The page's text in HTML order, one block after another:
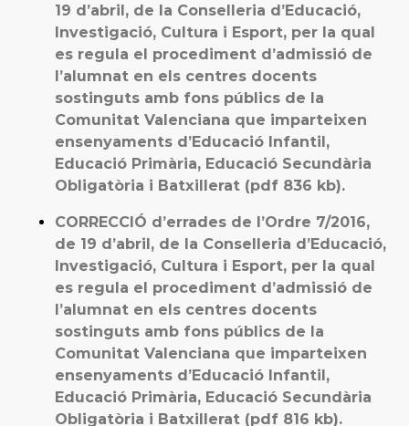
19 d’abril, de la Conselleria d’Educació,
Investigació, Cultura i Esport, per la qual
es regula el procediment d’admissió de
l’alumnat en els centres docents
sostinguts amb fons públics de la
Comunitat Valenciana que imparteixen
ensenyaments d’Educació Infantil,
Educació Primària, Educació Secundària
Obligatòria i Batxillerat (pdf 836 kb).
CORRECCIÓ d’errades de l’Ordre 7/2016,
de 19 d’abril, de la Conselleria d’Educació,
Investigació, Cultura i Esport, per la qual
es regula el procediment d’admissió de
l’alumnat en els centres docents
sostinguts amb fons públics de la
Comunitat Valenciana que imparteixen
ensenyaments d’Educació Infantil,
Educació Primària, Educació Secundària
Obligatòria i Batxillerat (pdf 816 kb).